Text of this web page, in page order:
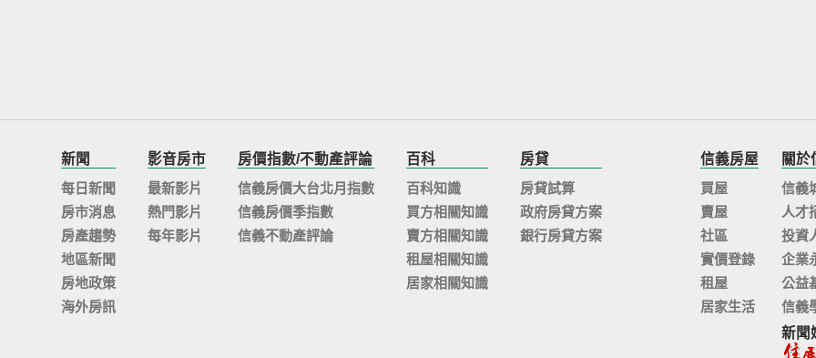
新聞
每日新聞
房市消息
房產趨勢
地區新聞
房地政策
海外房訊
影音房市
最新影片
熱門影片
每年影片
房價指數/不動產評論
信義房價大台北月指數
信義房價季指數
信義不動產評論
百科
百科知識
買方相關知識
賣方相關知識
租屋相關知識
居家相關知識
房貸
房貸試算
政府房貸方案
銀行房貸方案
信義房屋
買屋
賣屋
社區
實價登錄
租屋
居家生活
關於
信義
人才
投資
企業
公益
信義
新聞